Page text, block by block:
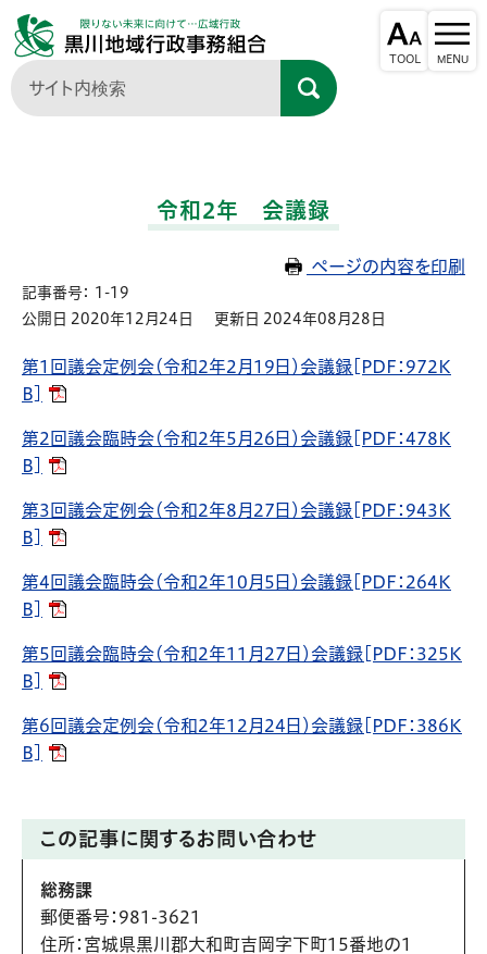
令和2年 会議録
ページの内容を印刷
記事番号： 1-19
公開日 2020年12月24日
更新日 2024年08月28日
第1回議会定例会（令和2年2月19日）会議録[PDF：972K
B]
第2回議会臨時会（令和2年5月26日）会議録[PDF：478K
B]
第3回議会定例会（令和2年8月27日）会議録[PDF：943K
B]
第4回議会臨時会（令和2年10月5日）会議録[PDF：264K
B]
第5回議会臨時会（令和2年11月27日）会議録[PDF：325K
B]
第6回議会定例会（令和2年12月24日）会議録[PDF：386K
B]
この記事に関するお問い合わせ
総務課
郵便番号 ：981-3621
住所：宮城県黒川郡大和町吉岡字下町15番地の1